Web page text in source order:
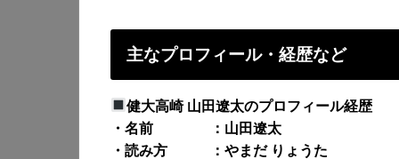
主なプロフィール・経歴など
健大高崎 山田遼太のプロフィール経歴
・名前 ：山田遼太
・読み方 ：やまだ りょうた